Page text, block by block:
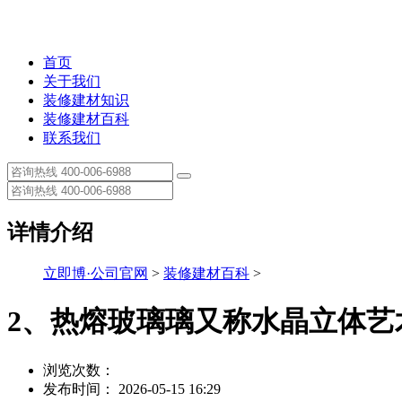
首页
关于我们
装修建材知识
装修建材百科
联系我们
详情介绍
立即博·公司官网 > 装修建材百科 >
2、热熔玻璃璃又称水晶立体
浏览次数：
发布时间： 2026-05-15 16:29